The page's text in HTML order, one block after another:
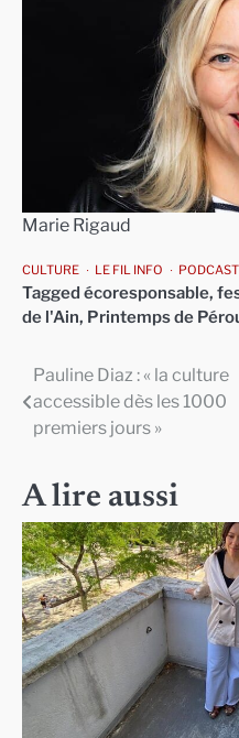
Marie Rigaud
CULTURE LE FIL INFO PODCAST
Tagged écoresponsable,
de l'Ain, Printemps de
Navigation
de
Pauline Diaz : « la culture
accessible dès les 1000
premiers jours »
A lire aussi